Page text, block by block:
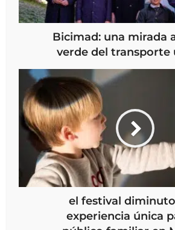
Bicimad: una mirada
verde del transporte
el festival
experiencia única